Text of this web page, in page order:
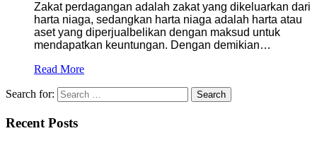
Zakat perdagangan adalah zakat yang dikeluarkan dari
harta niaga, sedangkan harta niaga adalah harta atau
aset yang diperjualbelikan dengan maksud untuk
mendapatkan keuntungan. Dengan demikian…
Read More
Search for:
Recent Posts